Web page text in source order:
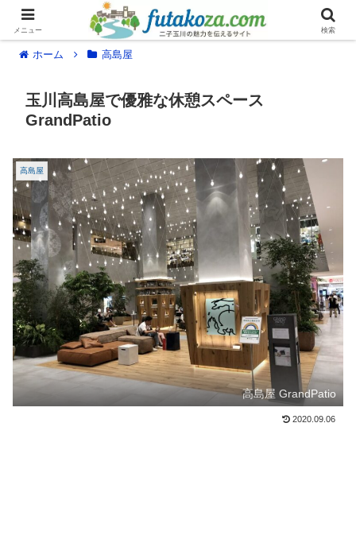
ホーム 高島屋
玉川高島屋で優雅な休憩スペース
GrandPatio
高島屋
高島屋 GrandPatio
2020.09.06
メニュー 検索